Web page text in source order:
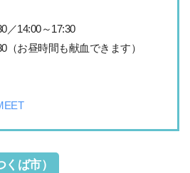
14:00～17:30
お昼時間も献血できます）
ば市）